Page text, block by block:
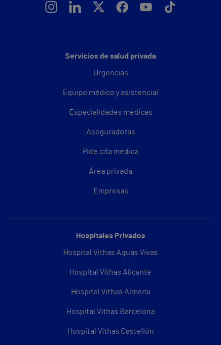
Servicios de salud privada
Urgencias
Equipo médico y asistencial
Especialidades médicas
Aseguradoras
Pide cita médica
Área privada
Empresas
Hospitales Privados
Hospital Vithas Aguas Vivas
Hospital Vithas Alicante
Hospital Vithas Almería
Hospital Vithas Barcelona
Hospital Vithas Castellón